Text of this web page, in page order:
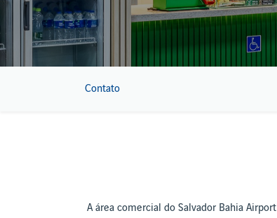
Contato
A área comercial do Salvador Bahia